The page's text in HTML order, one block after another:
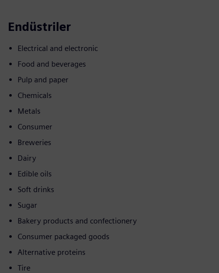
Endüstriler
Electrical and electronic
Food and beverages
Pulp and paper
Chemicals
Metals
Consumer
Breweries
Dairy
Edible oils
Soft drinks
Sugar
Bakery products and confectionery
Consumer packaged goods
Alternative proteins
Tire